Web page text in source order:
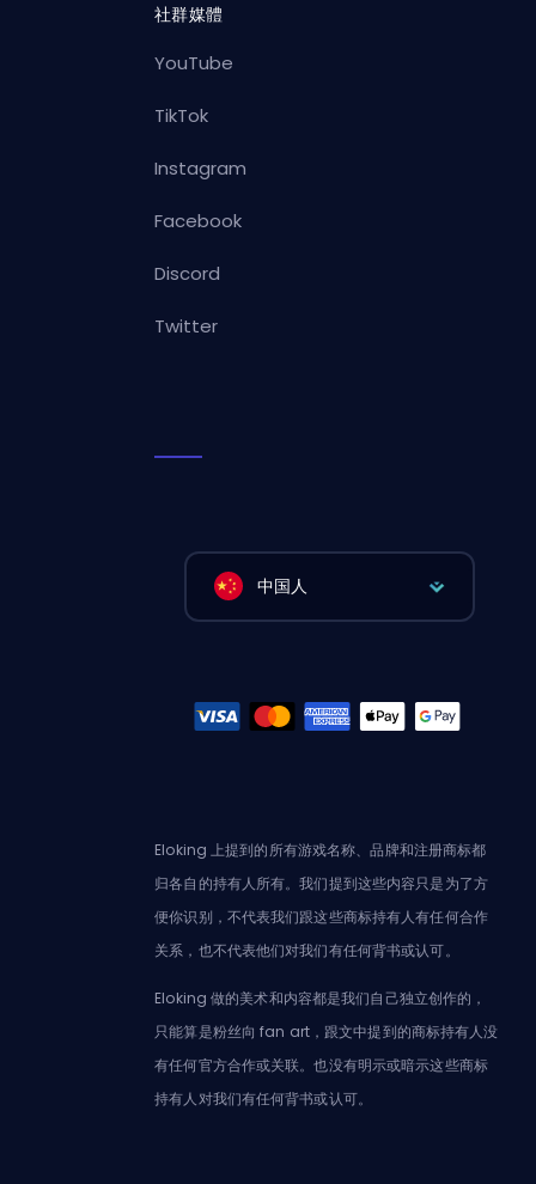
社群媒體
YouTube
TikTok
Instagram
Facebook
Discord
Twitter
中国人
Eloking 上提到的所有游戏名称、品牌和注册商标都
归各自的持有人所有。我们提到这些内容只是为了方
便你识别，不代表我们跟这些商标持有人有任何合作
关系，也不代表他们对我们有任何背书或认可。
Eloking 做的美术和内容都是我们自己独立创作的，
只能算是粉丝向 fan art，跟文中提到的商标持有人没
有任何官方合作或关联。也没有明示或暗示这些商标
持有人对我们有任何背书或认可。